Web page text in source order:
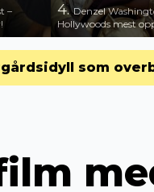
–
4.Denzel
Hollywoods mest
som